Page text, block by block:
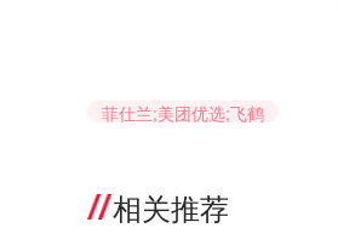
菲仕兰;美团优选;飞鹤
相关推荐